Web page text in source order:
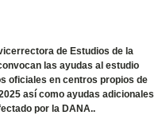
de Estudios de la
las ayudas al estudio
oficiales en centros propios de
así como ayudas adicionales
por la DANA..